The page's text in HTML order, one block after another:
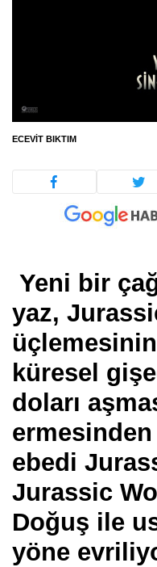
ECEVIT BIKTIM
Yeni bir
yaz,
küresel
doları
ebedi
Jurassic
Doğuş ile
yöne